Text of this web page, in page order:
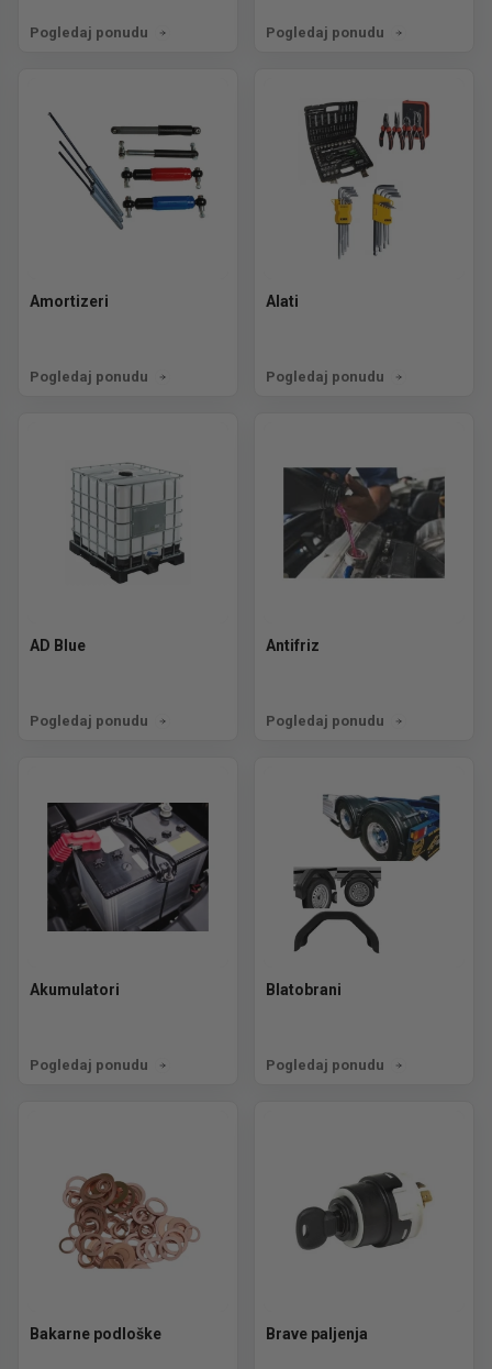
Pogledaj ponudu Pogledaj ponudu
Amortizeri
Pogledaj ponudu
Alati
Pogledaj ponudu
AD Blue
Pogledaj ponudu
Antifriz
Pogledaj ponudu
Akumulatori
Pogledaj ponudu
Blatobrani
Pogledaj ponudu
Bakarne podloške Brave paljenja